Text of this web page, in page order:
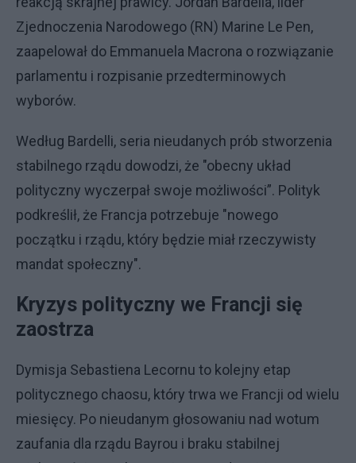
Zjednoczenia Narodowego (RN) Marine Le Pen,
zaapelował do Emmanuela Macrona o rozwiązanie
parlamentu i rozpisanie przedterminowych
wyborów.
Według Bardelli, seria nieudanych prób stworzenia
stabilnego rządu dowodzi, że "obecny układ
polityczny wyczerpał swoje możliwości”. Polityk
podkreślił, że Francja potrzebuje "nowego
początku i rządu, który będzie miał rzeczywisty
mandat społeczny".
Kryzys polityczny we Francji się
zaostrza
Dymisja Sebastiena Lecornu to kolejny etap
politycznego chaosu, który trwa we Francji od wielu
miesięcy. Po nieudanym głosowaniu nad wotum
zaufania dla rządu Bayrou i braku stabilnej